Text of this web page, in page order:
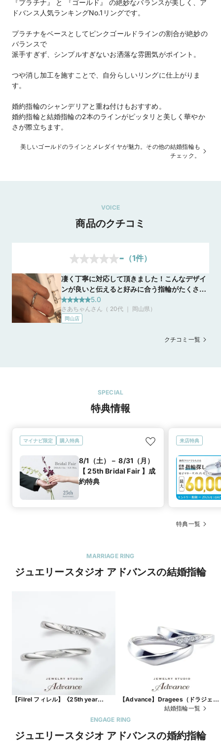
『プラチナ』 と 『ゴールド』 の絶妙なバランスが美しく、ア
ドバンス人気ランキングNo.1リングです。
プラチナをベースとしてピンクゴールドラインの割合が絶妙の
バランスで
派手すぎず、シンプルすぎないお洒落な雰囲気がポイント。
つや消し加工を施すことで、自分らしいリングに仕上がりま
す。
婚約指輪のシャンデリアと重ね付けもおすすめ。
婚約指輪と結婚指輪の2本のラインがピッタリと美しく華やか
さが際立ちます。
美しいゴールドのラインとメレダイヤが魅力。その他の結婚指輪も
チェック。
VOICE
商品のクチコミ
- （1件）
凄く丁寧に対応して頂きました！こんなデザイ
ンが良いと伝えると好みに合う指輪がたくさん
でてきて目移りしました！主人は私とは違って
シンプルなデザインが良いと伝えると私も主人
も気にいるようなシンプルな上にペア感もある
5.0
さあちゃんさん（ 20代 ｜ 岡山県）
岡山店
クチコミ一覧
SPECIAL
特典情報
マイナビ限定 購入特典
8/1（土）－ 8/31（月）
【 25th Bridal Fair 】成
約特典
来店特典
特典一覧
MARRIAGE RING
ジュエリースタジオ アドバンスの結婚指輪
【Filrel フィレル】《25th year
【Advance】Dragees（ドラジェ）
『クールでスタイリッシュなデザイ
ン』
結婚指輪一覧
ENGAGE RING
ジュエリースタジオ アドバンスの婚約指輪